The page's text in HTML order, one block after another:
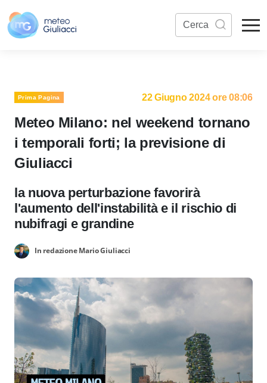
Prima Pagina 22 Giugno 2024 ore 08:06
Meteo Milano: nel weekend tornano
i temporali forti; la previsione di
Giuliacci
la nuova perturbazione favorirà
l'aumento dell'instabilità e il rischio di
nubifragi e grandine
In redazione Mario Giuliacci